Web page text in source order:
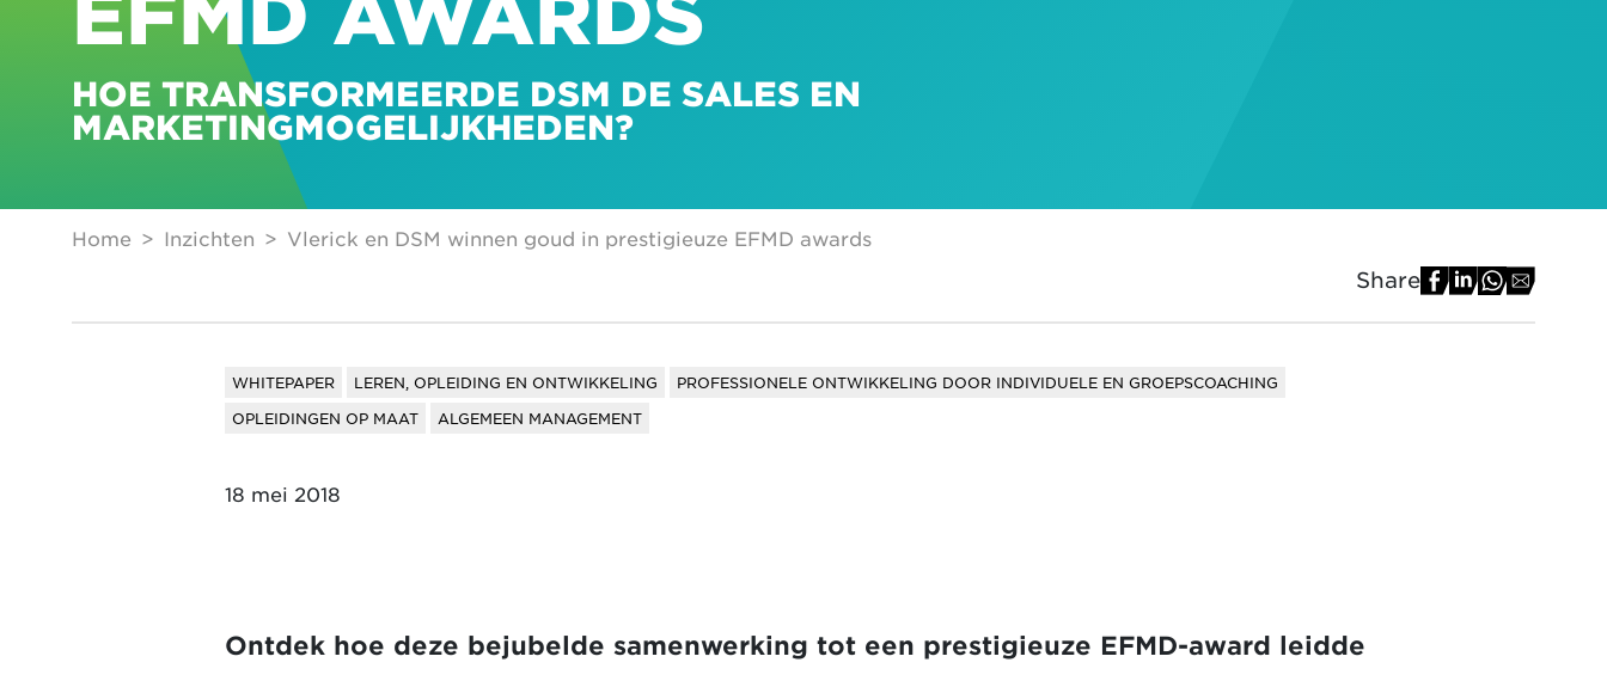
HOE TRANSFORMEERDE DSM DE SALES EN
MARKETINGMOGELIJKHEDEN?
Home Inzichten Vlerick en DSM winnen goud in prestigieuze EFMD awards
Share
WHITEPAPER LEREN, OPLEIDING EN ONTWIKKELING
PROFESSIONELE ONTWIKKELING DOOR INDIVIDUELE EN GROEPSCOACHING
OPLEIDINGEN OP MAAT
ALGEMEEN MANAGEMENT
18 mei 2018
Ontdek hoe deze bejubelde samenwerking tot een prestigieuze EFMD-award leidde